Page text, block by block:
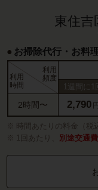
東住吉
お掃除代行・お料
利用
時間
利用
頻度
1週間に1回
2時間〜 2,790 円
時間あたりの料金（税
1回あたり、
別途交通